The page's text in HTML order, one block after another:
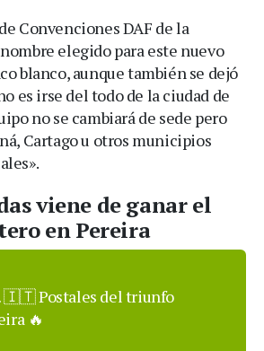
Convenciones DAF de la
elegido para este nuevo
blanco, aunque también se dejó
es irse del todo de la ciudad de
no se cambiará de sede pero
Cartago u otros municipios
viene de ganar el
en Pereira
🇮🇹 Postales del triunfo
🔥